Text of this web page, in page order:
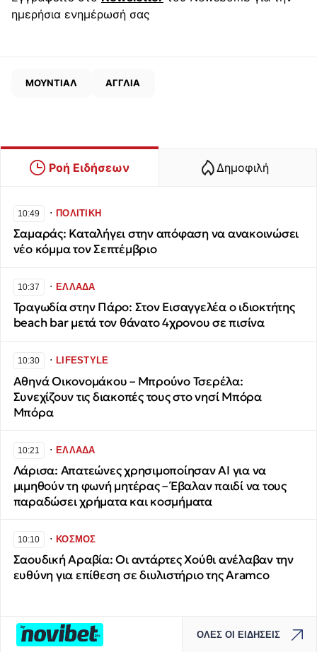
ημερήσια ενημέρωσή σας
ΜΟΥΝΤΙΑΛ ΑΓΓΛΙΑ
Ροή Ειδήσεων Δημοφιλή
10:49 ∙ΠΟΛΙΤΙΚΗ
Σαμαράς: Καταλήγει στην απόφαση να ανακοινώσει
νέο κόμμα τον Σεπτέμβριο
10:37 ∙ΕΛΛΑΔΑ
Τραγωδία στην Πάρο: Στον Εισαγγελέα ο ιδιοκτήτης
beach bar μετά τον θάνατο 4χρονου σε πισίνα
10:30 ∙LIFESTYLE
Αθηνά Οικονομάκου – Μπρούνο Τσερέλα:
Συνεχίζουν τις διακοπές τους στο νησί Μπόρα
Μπόρα
10:21 ∙ΕΛΛΑΔΑ
Λάρισα: Απατεώνες χρησιμοποίησαν AI για να
μιμηθούν τη φωνή μητέρας – Έβαλαν παιδί να τους
παραδώσει χρήματα και κοσμήματα
10:10 ∙ΚΟΣΜΟΣ
Σαουδική Αραβία: Οι αντάρτες Χούθι ανέλαβαν την
ευθύνη για επίθεση σε διυλιστήριο της Aramco
ΟΛΕΣ ΟΙ ΕΙΔΗΣΕΙΣ